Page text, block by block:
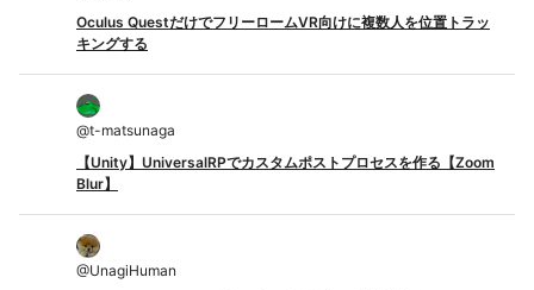
Oculus QuestだけでフリーロームVR向けに複数人を位置トラッ
キングする
@t-matsunaga
【Unity】UniversalRPでカスタムポストプロセスを作る【Zoom
Blur】
@UnagiHuman